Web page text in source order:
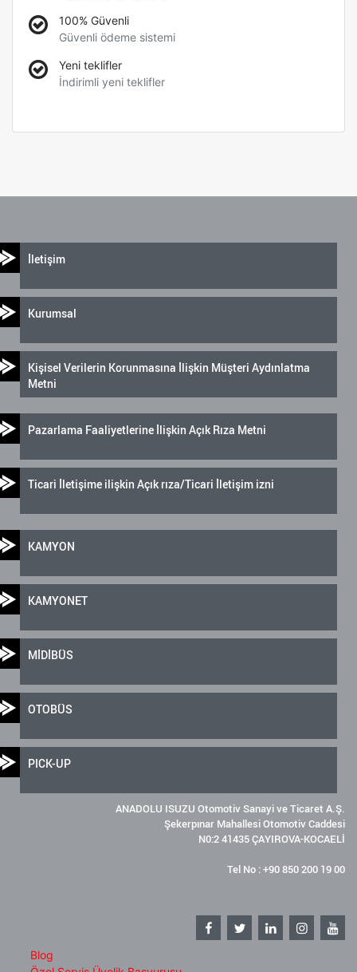
100% Güvenli
Güvenli ödeme sistemi
Yeni teklifler
İndirimli yeni teklifler
İletişim
Kurumsal
Kişisel Verilerin Korunmasına İlişkin Müşteri Aydınlatma
Metni
Pazarlama Faaliyetlerine İlişkin Açık Rıza Metni
Ticari İletişime ilişkin Açık rıza/Ticari İletişim izni
KAMYON
KAMYONET
MİDİBÜS
OTOBÜS
PICK-UP
ANADOLU ISUZU Otomotiv Sanayi ve Ticaret A.Ş.
Şekerpınar Mahallesi Otomotiv Caddesi
N0:2 41435 ÇAYIROVA-KOCAELİ
Tel No : +90 850 200 19 00
Blog